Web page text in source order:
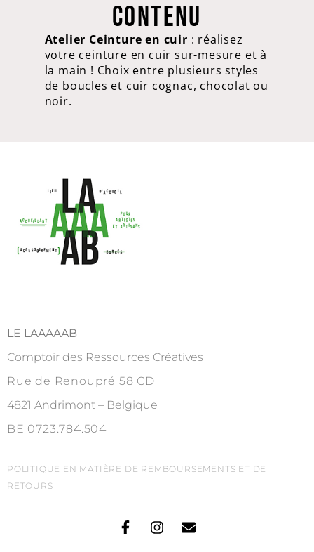
CONTENU
Atelier Ceinture en cuir : réalisez
votre ceinture en cuir sur-mesure et à
la main ! Choix entre plusieurs styles
de boucles et cuir cognac, chocolat ou
noir.
LE LAAAAAB
Comptoir des Ressources Créatives
Rue de Renoupré 58 CD
4821 Andrimont – Belgique
BE 0723.784.504
POLITIQUE EN MATIÈRE DE REMBOURSEMENTS ET DE
RETOURS